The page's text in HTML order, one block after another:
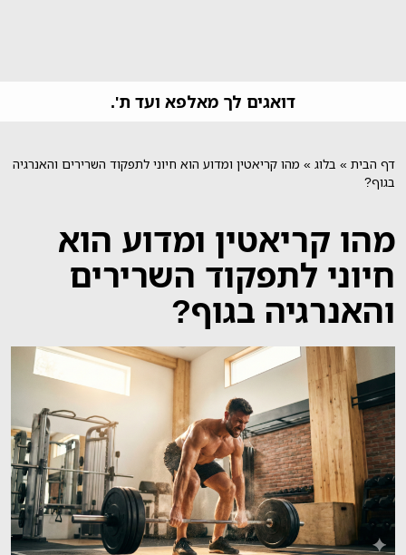
דואגים לך מאלפא ועד ת'.
דף הבית » בלוג » מהו קריאטין ומדוע הוא חיוני לתפקוד השרירים והאנרגיה
בגוף?
מהו קריאטין ומדוע הוא
חיוני לתפקוד השרירים
והאנרגיה בגוף?